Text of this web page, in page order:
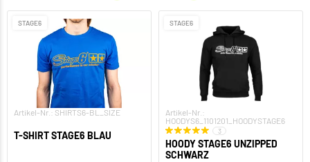
STAGE6
Artikel-Nr.: SHIRTS6-BL_SIZE
T-SHIRT STAGE6 BLAU
STAGE6
Artikel-Nr.:
HOODYS6_1101201_HOODYSTAGE6
3
HOODY STAGE6 UNZIPPED
SCHWARZ